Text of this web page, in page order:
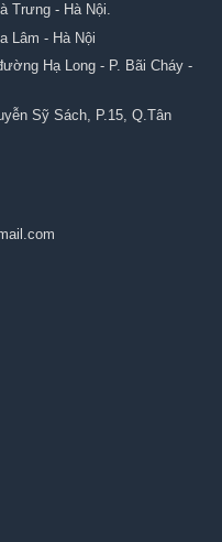
Trưng - Hà Nội.
Lâm - Hà Nội
Hạ Long - P. Bãi Cháy -
Sỹ Sách, P.15, Q.Tân